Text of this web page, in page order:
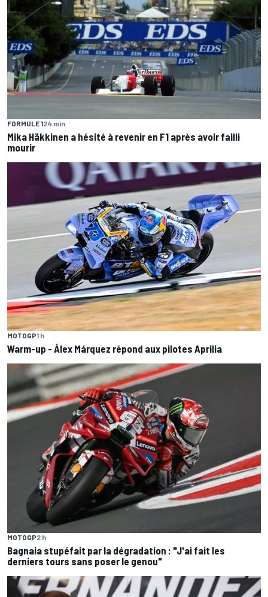
FORMULE 124 min
Mika Häkkinen a hésité à revenir en F1 après avoir failli
mourir
MOTOGP1 h
Warm-up - Álex Márquez répond aux pilotes Aprilia
MOTOGP2 h
Bagnaia stupéfait par la dégradation : "J'ai fait les
derniers tours sans poser le genou"